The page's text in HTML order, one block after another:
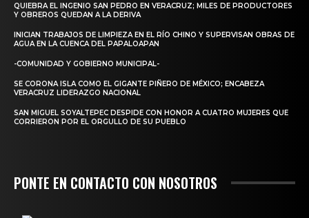
QUIEBRA EL INGENIO SAN PEDRO EN VERACRUZ; MILES DE PRODUCTORES
Y OBREROS QUEDAN A LA DERIVA
INICIAN TRABAJOS DE LIMPIEZA EN EL RÍO CHINO Y SUPERVISAN OBRAS DE
AGUA EN LA CUENCA DEL PAPALOAPAN
-COMUNIDAD Y GOBIERNO MUNICIPAL-
SE CORONA ISLA COMO EL GIGANTE PIÑERO DE MÉXICO; ENCABEZA
VERACRUZ LIDERAZGO NACIONAL
SAN MIGUEL SOYALTEPEC DESPIDE CON HONOR A CUATRO MUJERES QUE
CORRIERON POR EL ORGULLO DE SU PUEBLO
PONTE EN CONTACTO CON NOSOTROS